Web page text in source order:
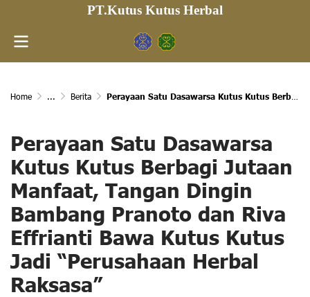
PT.Kutus Kutus Herbal
Home ... Berita Perayaan Satu Dasawarsa Kutus Kutus Berbagi Jutaan Manfaat, Tangan Dingin Bambang Pranoto dan Riva Effrianti Bawa Kutus Kutus Jadi “Perusahaan Herbal Raksasa”
Perayaan Satu Dasawarsa
Kutus Kutus Berbagi Jutaan
Manfaat, Tangan Dingin
Bambang Pranoto dan Riva
Effrianti Bawa Kutus Kutus
Jadi “Perusahaan Herbal
Raksasa”